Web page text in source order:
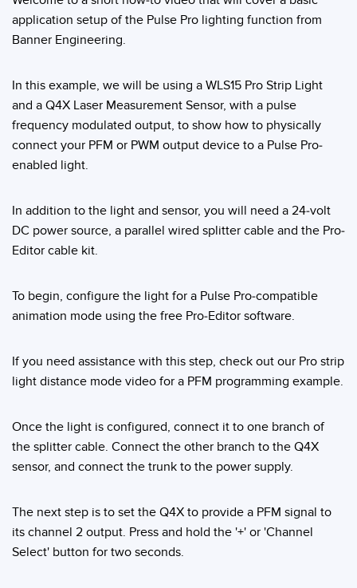
Pick-to-Light Sensors
Condition Monitoring Sensors
Vibration Sensors
ACCESSORIES
ACESSÓRIOS
Conversores
SOFTWARE
Software GUI para Sensores
TECHNOLOGY
LINKS RELACIONADOS
IO-Link
Lavação
application setup of the Pulse Pro lighting function from
Banner Engineering.
In this example, we will be using a WLS15 Pro Strip Light
and a Q4X Laser Measurement Sensor, with a pulse
frequency modulated output, to show how to physically
connect your PFM or PWM output device to a Pulse Pro-
enabled light.
In addition to the light and sensor, you will need a 24-volt
DC power source, a parallel wired splitter cable and the Pro-
Editor cable kit.
To begin, configure the light for a Pulse Pro-compatible
animation mode using the free Pro-Editor software.
If you need assistance with this step, check out our Pro strip
light distance mode video for a PFM programming example.
Once the light is configured, connect it to one branch of
the splitter cable. Connect the other branch to the Q4X
sensor, and connect the trunk to the power supply.
The next step is to set the Q4X to provide a PFM signal to
its channel 2 output. Press and hold the '+' or 'Channel
Select' button for two seconds.